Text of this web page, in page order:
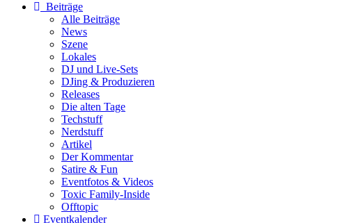
Beiträge
Alle Beiträge
News
Szene
Lokales
DJ und Live-Sets
DJing & Produzieren
Releases
Die alten Tage
Techstuff
Nerdstuff
Artikel
Der Kommentar
Satire & Fun
Eventfotos & Videos
Toxic Family-Inside
Offtopic
Eventkalender